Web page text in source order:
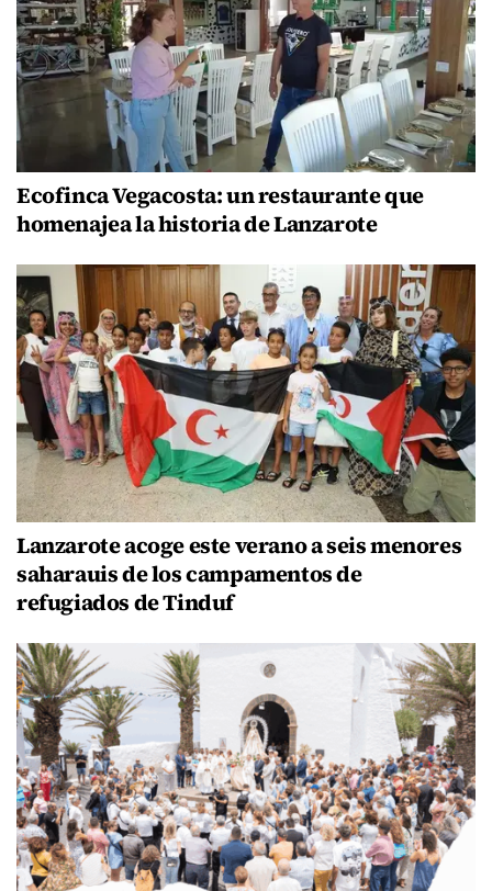
Ecofinca Vegacosta: un restaurante que
homenajea la historia de Lanzarote
Lanzarote acoge este verano a seis menores
saharauis de los campamentos de
refugiados de Tinduf